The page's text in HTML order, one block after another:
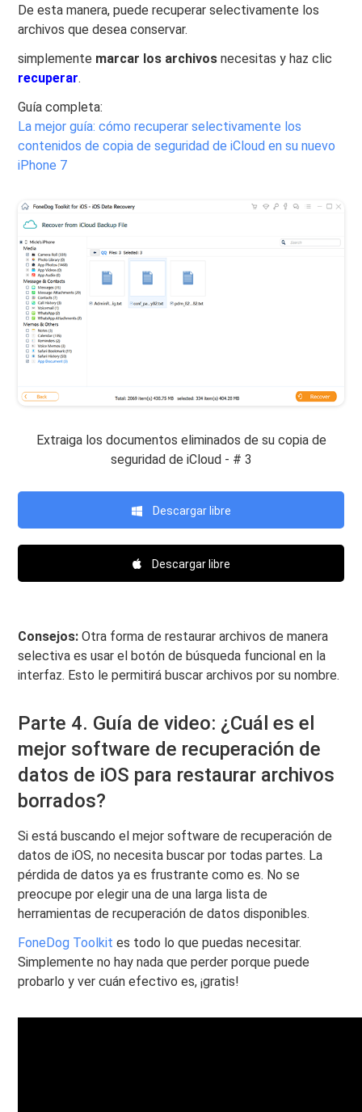
De esta manera, puede recuperar selectivamente los
archivos que desea conservar.
simplemente marcar los archivos necesitas y haz clic
recuperar.
Guía completa:
La mejor guía: cómo recuperar selectivamente los
contenidos de copia de seguridad de iCloud en su nuevo
iPhone 7
Extraiga los documentos eliminados de su copia de
seguridad de iCloud - # 3
Descargar libre
Descargar libre
Consejos:Otra forma de restaurar archivos de manera
selectiva es usar el botón de búsqueda funcional en la
interfaz. Esto le permitirá buscar archivos por su nombre.
Parte 4. Guía de video: ¿Cuál es el
mejor software de recuperación de
datos de iOS para restaurar archivos
borrados?
Si está buscando el mejor software de recuperación de
datos de iOS, no necesita buscar por todas partes. La
pérdida de datos ya es frustrante como es. No se
preocupe por elegir una de una larga lista de
herramientas de recuperación de datos disponibles.
FoneDog Toolkit es todo lo que puedas necesitar.
Simplemente no hay nada que perder porque puede
probarlo y ver cuán efectivo es, ¡gratis!